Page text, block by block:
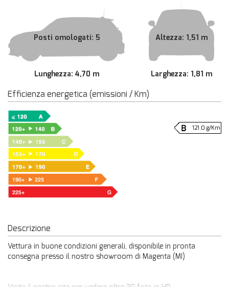
Posti omologati: 5
Lunghezza: 4,70 m
Altezza: 1,51 m
Larghezza: 1,81 m
Efficienza energetica (emissioni / Km)
121.0 g/Km
Descrizione
Vettura in buone condizioni generali, disponibile in pronta
consegna presso il nostro showroom di Magenta (MI)